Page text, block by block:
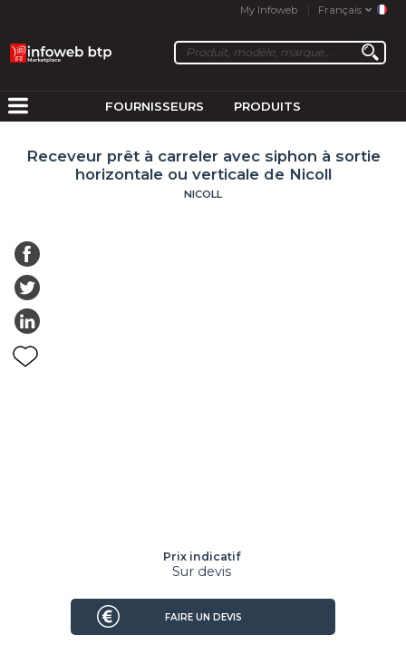
My Infoweb Français
FOURNISSEURS PRODUITS
Receveur prêt à carreler avec siphon à sortie
horizontale ou verticale de Nicoll
NICOLL
Prix indicatif
Sur devis
FAIRE UN DEVIS